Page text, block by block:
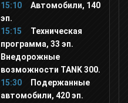
15:10
Автомобили, 140
эп.
15:15
Техническая
программа, 33 эп.
Внедорожные
возможности TANK 300.
15:30
Подержанные
автомобили, 420 эп.